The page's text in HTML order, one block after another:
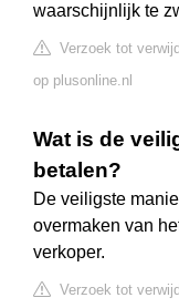
waarschijnlijk te
Verzoek tot
op plusonline.nl
Wat is de
betalen?
De veiligste
overmaken van
verkoper.
Verzoek tot